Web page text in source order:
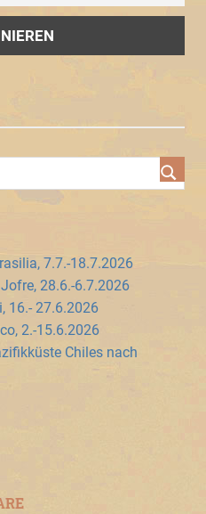
7.7.-18.7.2026
28.6.-6.7.2026
16.- 27.6.2026
2.-15.6.2026
Chiles nach